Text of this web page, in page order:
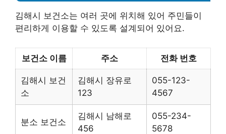
김해시 보건소는 여러 곳에 위치해 있어 주민들이
편리하게 이용할 수 있도록 설계되어 있어요.
보건소 이름 주소 전화 번호
김해시 보건
소
김해시 장유로
123
055-123-
4567
분소 보건소
김해시 남해로
456
055-234-
5678